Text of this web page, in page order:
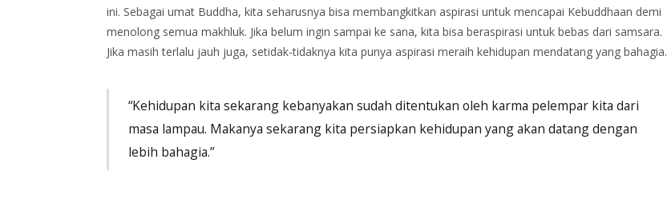
ini. Sebagai umat Buddha, kita seharusnya bisa membangkitkan aspirasi untuk mencapai Kebuddhaan demi
menolong semua makhluk. Jika belum ingin sampai ke sana, kita bisa beraspirasi untuk bebas dari samsara.
Jika masih terlalu jauh juga, setidak-tidaknya kita punya aspirasi meraih kehidupan mendatang yang bahagia.
“Kehidupan kita sekarang kebanyakan sudah ditentukan oleh karma pelempar kita dari
masa lampau. Makanya sekarang kita persiapkan kehidupan yang akan datang dengan
lebih bahagia.”